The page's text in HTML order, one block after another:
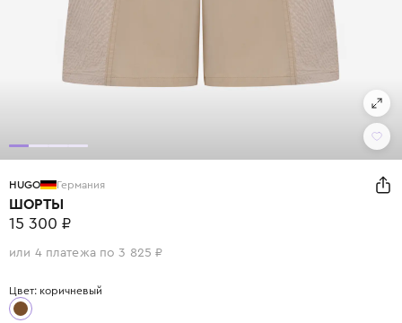
HUGO Германия
ШОРТЫ
15 300 ₽
или 4 платежа по 3 825 ₽
Цвет: коричневый